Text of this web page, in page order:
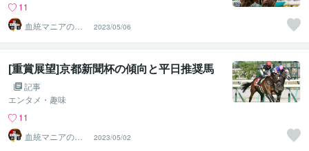
11
血統マニアの独
り言
2023/05/06
[重賞展望]京都新聞杯の傾向と平日推奨馬
記事
エンタメ・趣味
11
血統マニアの独
り言
2023/05/02